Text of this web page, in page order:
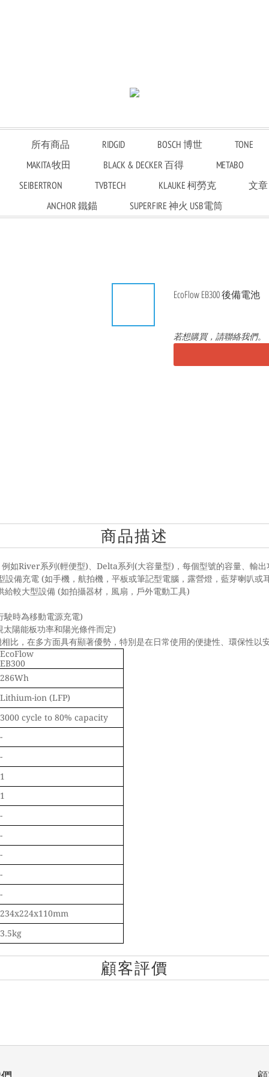
所有商品 RIDGID BOSCH 博世
TONE
MAKITA 牧田
BLACK & DECKER 百得
METABO
SEIBERTRON
TVBTECH KLAUKE 柯勞克
文
ANCHOR 鐵錨
SUPERFIRE 神火 USB電筒
EcoFlow EB300 後備電池
若想購買，請聯絡我們。
商品描述
如River系列 (輕便型)、 Delta系列 (大容量型) ，每個型號的容量、輸
設備充電 (如手機，航拍機，平板或筆記型電腦，露營燈，藍芽喇叭或
給較大型設備 (如拍攝器材，風扇，戶外電動工具)
駛時為移動電源充電)
太陽能板功率和陽光條件而定)
比，在多方面具有顯著優勢，特別是在日常使用的便捷性、環保性以
EcoFlow
EB300
286Wh
Lithium-ion (LFP)
3000 cycle to 80% capacity
-
-
1
1
-
-
-
-
-
234x224x110mm
3.5kg
顧客評價